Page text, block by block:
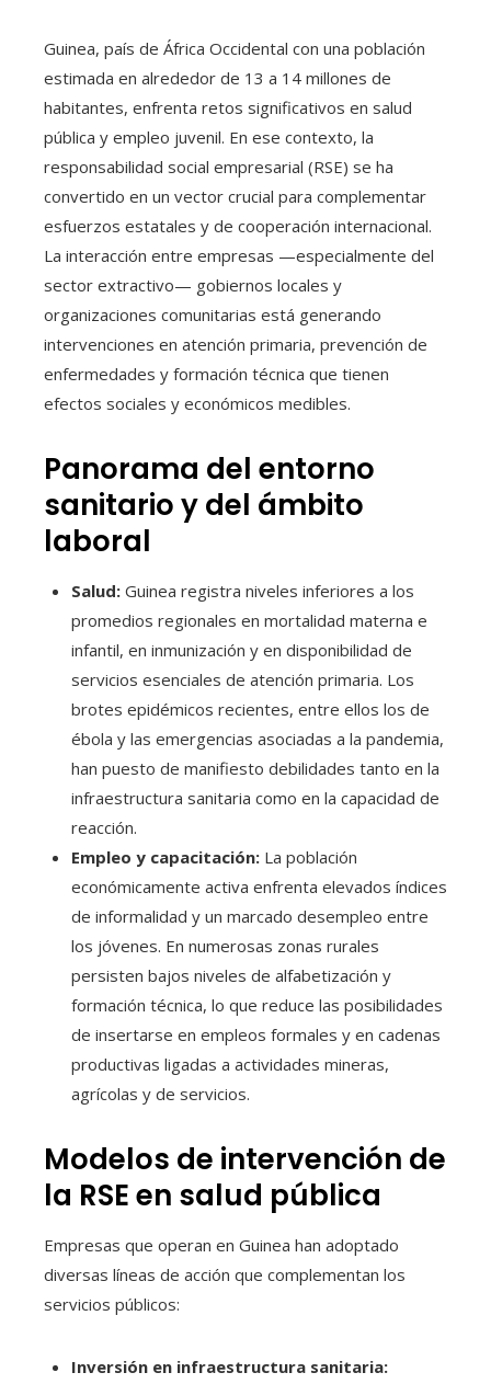
Guinea, país de África Occidental con una población
estimada en alrededor de 13 a 14 millones de
habitantes, enfrenta retos significativos en salud
pública y empleo juvenil. En ese contexto, la
responsabilidad social empresarial (RSE) se ha
convertido en un vector crucial para complementar
esfuerzos estatales y de cooperación internacional.
La interacción entre empresas —especialmente del
sector extractivo— gobiernos locales y
organizaciones comunitarias está generando
intervenciones en atención primaria, prevención de
enfermedades y formación técnica que tienen
efectos sociales y económicos medibles.
Panorama del entorno
sanitario y del ámbito
laboral
Salud: Guinea registra niveles inferiores a los
promedios regionales en mortalidad materna e
infantil, en inmunización y en disponibilidad de
servicios esenciales de atención primaria. Los
brotes epidémicos recientes, entre ellos los de
ébola y las emergencias asociadas a la pandemia,
han puesto de manifiesto debilidades tanto en la
infraestructura sanitaria como en la capacidad de
reacción.
Empleo y capacitación: La población
económicamente activa enfrenta elevados índices
de informalidad y un marcado desempleo entre
los jóvenes. En numerosas zonas rurales
persisten bajos niveles de alfabetización y
formación técnica, lo que reduce las posibilidades
de insertarse en empleos formales y en cadenas
productivas ligadas a actividades mineras,
agrícolas y de servicios.
Modelos de intervención de
la RSE en salud pública
Empresas que operan en Guinea han adoptado
diversas líneas de acción que complementan los
servicios públicos:
Inversión en infraestructura sanitaria: